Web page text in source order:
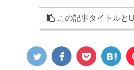
この記事タイトルと